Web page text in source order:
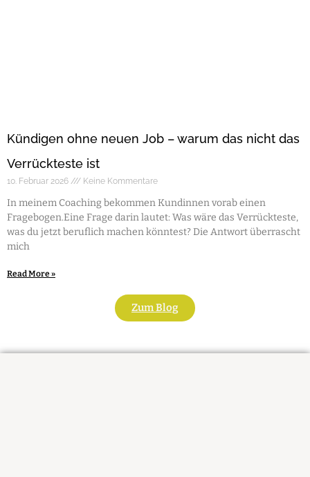
Kündigen ohne neuen Job – warum das nicht das
Verrückteste ist
10. Februar 2026 Keine Kommentare
In meinem Coaching bekommen Kundinnen vorab einen
Fragebogen.Eine Frage darin lautet: Was wäre das Verrückteste,
was du jetzt beruflich machen könntest? Die Antwort überrascht
mich
Read More »
Zum Blog